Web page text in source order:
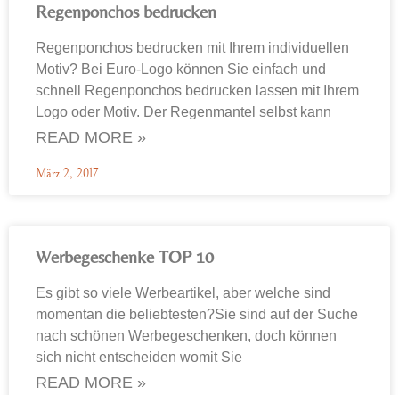
Regenponchos bedrucken
Regenponchos bedrucken mit Ihrem individuellen
Motiv? Bei Euro-Logo können Sie einfach und
schnell Regenponchos bedrucken lassen mit Ihrem
Logo oder Motiv. Der Regenmantel selbst kann
READ MORE »
März 2, 2017
Werbegeschenke TOP 10
Es gibt so viele Werbeartikel, aber welche sind
momentan die beliebtesten?Sie sind auf der Suche
nach schönen Werbegeschenken, doch können
sich nicht entscheiden womit Sie
READ MORE »